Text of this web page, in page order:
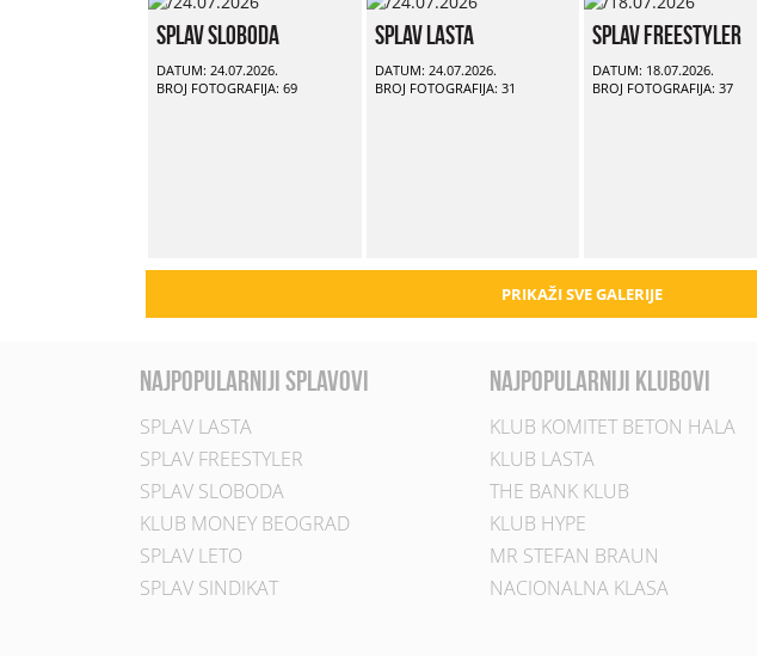
Splav Sloboda
DATUM: 24.07.2026.
BROJ FOTOGRAFIJA: 69
Splav Lasta
DATUM: 24.07.2026.
BROJ FOTOGRAFIJA: 31
Splav Freestyler
DATUM: 18.07.2026.
BROJ FOTOGRAFIJA: 37
PRIKAŽI SVE GALERIJE
najpopularniji splavovi
SPLAV LASTA
SPLAV FREESTYLER
SPLAV SLOBODA
KLUB MONEY BEOGRAD
SPLAV LETO
SPLAV SINDIKAT
najpopularniji klubovi
KLUB KOMITET BETON HALA
KLUB LASTA
THE BANK KLUB
KLUB HYPE
MR STEFAN BRAUN
NACIONALNA KLASA